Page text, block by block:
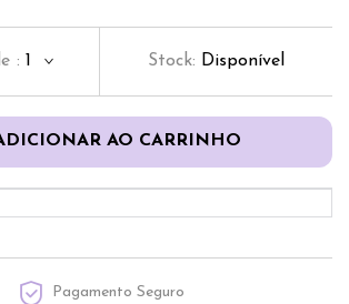
: 1 Stock: Disponível
AO CARRINHO
Pagamento Seguro